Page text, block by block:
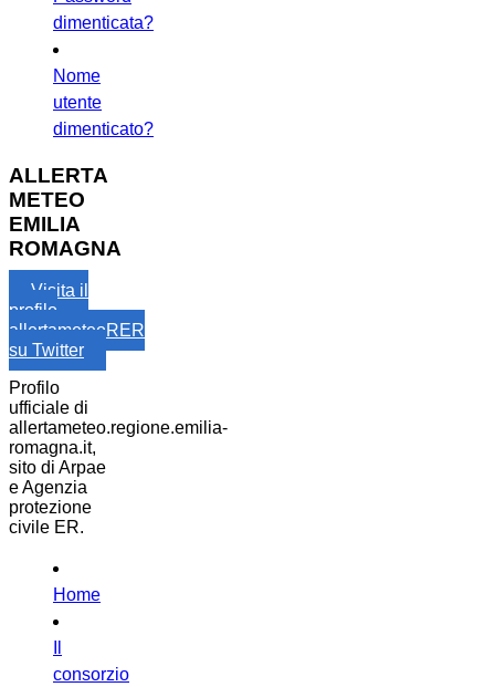
dimenticata?
Nome
utente
dimenticato?
ALLERTA
METEO
EMILIA
ROMAGNA
Visita il
profilo
allertameteoRER
su Twitter
Profilo
ufficiale di
allertameteo.regione.emilia-
romagna.it,
sito di Arpae
e Agenzia
protezione
civile ER.
Home
consorzio